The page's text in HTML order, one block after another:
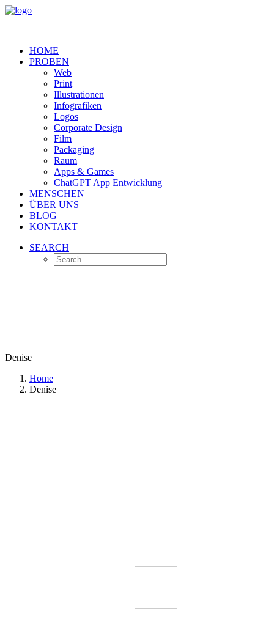
HOME
PROBEN
Web
Print
Illustrationen
Infografiken
Logos
Corporate Design
Film
Packaging
Raum
Apps & Games
ChatGPT App Entwicklung
MENSCHEN
ÜBER UNS
BLOG
KONTAKT
SEARCH
Denise
Home
Denise